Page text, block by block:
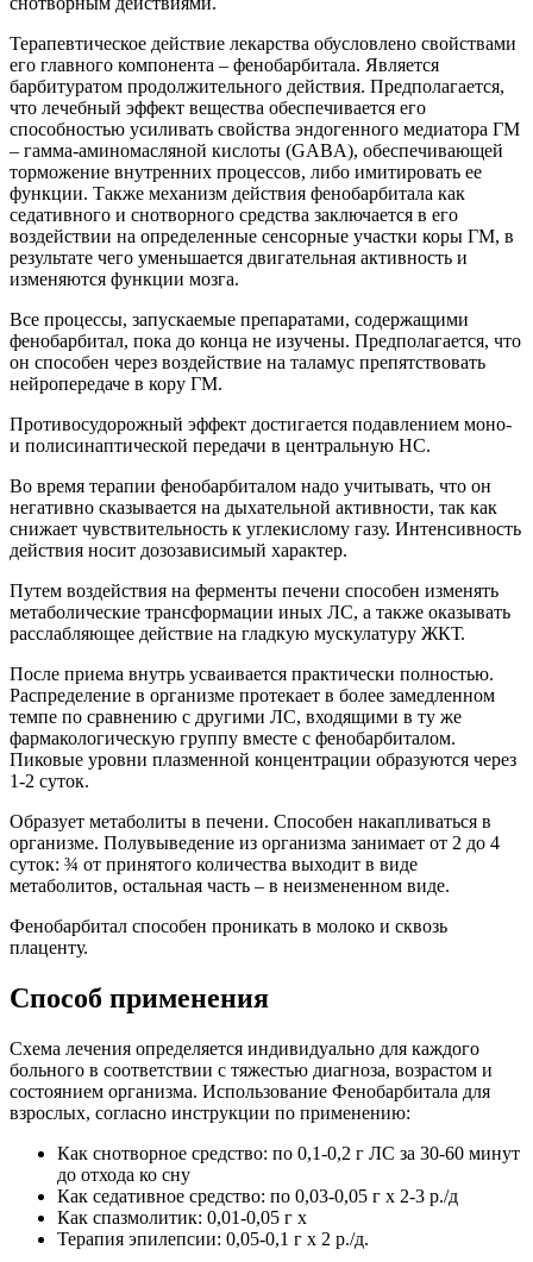
Терапевтическое действие лекарства обусловлено свойствами
его главного компонента – фенобарбитала. Является
барбитуратом продолжительного действия. Предполагается,
что лечебный эффект вещества обеспечивается его
способностью усиливать свойства эндогенного медиатора ГМ
– гамма-аминомасляной кислоты (GABA), обеспечивающей
торможение внутренних процессов, либо имитировать ее
функции. Также механизм действия фенобарбитала как
седативного и снотворного средства заключается в его
воздействии на определенные сенсорные участки коры ГМ, в
результате чего уменьшается двигательная активность и
изменяются функции мозга.
Все процессы, запускаемые препаратами, содержащими
фенобарбитал, пока до конца не изучены. Предполагается, что
он способен через воздействие на таламус препятствовать
нейропередаче в кору ГМ.
Противосудорожный эффект достигается подавлением моно-
и полисинаптической передачи в центральную НС.
Во время терапии фенобарбиталом надо учитывать, что он
негативно сказывается на дыхательной активности, так как
снижает чувствительность к углекислому газу. Интенсивность
действия носит дозозависимый характер.
Путем воздействия на ферменты печени способен изменять
метаболические трансформации иных ЛС, а также оказывать
расслабляющее действие на гладкую мускулатуру ЖКТ.
После приема внутрь усваивается практически полностью.
Распределение в организме протекает в более замедленном
темпе по сравнению с другими ЛС, входящими в ту же
фармакологическую группу вместе с фенобарбиталом.
Пиковые уровни плазменной концентрации образуются через
1-2 суток.
Образует метаболиты в печени. Способен накапливаться в
организме. Полувыведение из организма занимает от 2 до 4
суток: ¾ от принятого количества выходит в виде
метаболитов, остальная часть – в неизмененном виде.
Фенобарбитал способен проникать в молоко и сквозь
плаценту.
Способ применения
Схема лечения определяется индивидуально для каждого
больного в соответствии с тяжестью диагноза, возрастом и
состоянием организма. Использование Фенобарбитала для
взрослых, согласно инструкции по применению:
Как снотворное средство: по 0,1-0,2 г ЛС за 30-60 минут
до отхода ко сну
Как седативное средство: по 0,03-0,05 г х 2-3 р./д
Как спазмолитик: 0,01-0,05 г х
Терапия эпилепсии: 0,05-0,1 г х 2 р./д.